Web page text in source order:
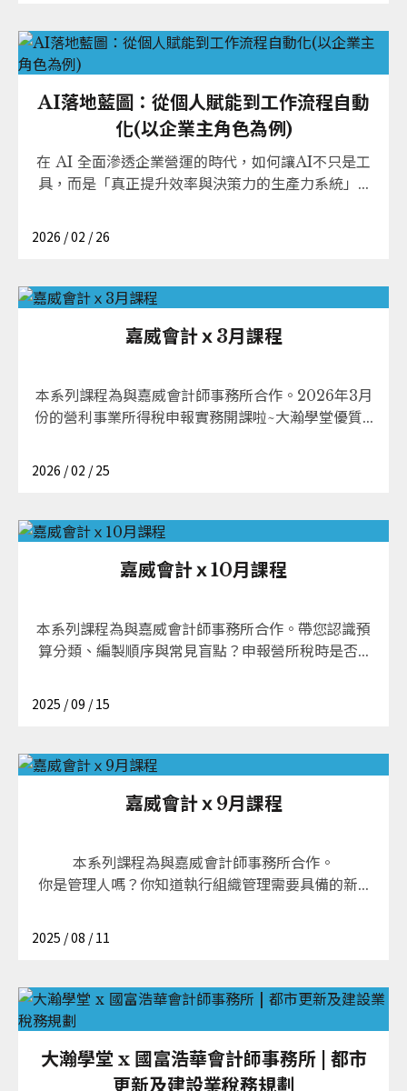
AI落地藍圖：從個人賦能到工作流程自動
化(以企業主角色為例)
在 AI 全面滲透企業營運的時代，如何讓AI不只是工
具，而是「真正提升效率與決策力的生產力系統」...
2026 / 02 / 26
嘉威會計ｘ3月課程
本系列課程為與嘉威會計師事務所合作。2026年3月
份的營利事業所得稅申報實務開課啦~大瀚學堂優質...
2026 / 02 / 25
嘉威會計ｘ10月課程
本系列課程為與嘉威會計師事務所合作。帶您認識預
算分類、編製順序與常見盲點？申報營所稅時是否...
2025 / 09 / 15
嘉威會計ｘ9月課程
本系列課程為與嘉威會計師事務所合作。
你是管理人嗎？你知道執行組織管理需要具備的新...
2025 / 08 / 11
大瀚學堂 x 國富浩華會計師事務所 | 都市
更新及建設業稅務規劃